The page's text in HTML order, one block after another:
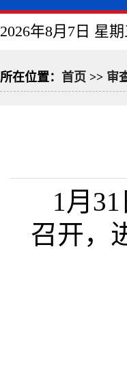
2026年8月7日 星
所在位置： 首页 >> 审
1月
召开，